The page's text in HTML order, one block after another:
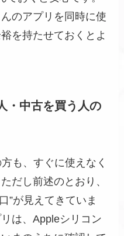
のアプリを同時に使
を持たせておくとよ
・中古を買う人の
も、すぐに使えなく
だし前述のとおり、
”が見えてきていま
は、Appleシリコン